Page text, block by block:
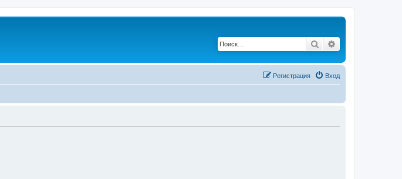
Поиск
Вход
Регистрация